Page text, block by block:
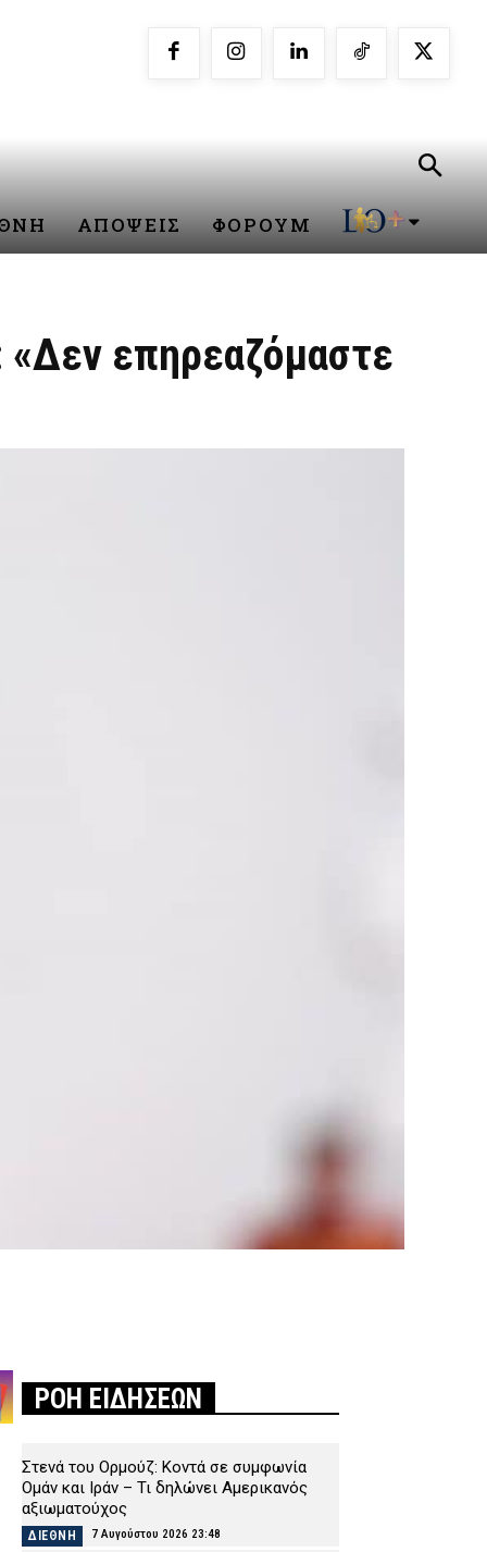
ΑΠΟΨΕΙΣ ΦΟΡΟΥΜ
«Δεν επηρεαζόμαστε
ΡΟΗ ΕΙΔΗΣΕΩΝ
Στενά του Ορμούζ: Κοντά σε συμφωνία
Ομάν και Ιράν – Τι δηλώνει Αμερικανός
αξιωματούχος
ΔΙΕΘΝΗ 7 Αυγούστου 2026 23:48